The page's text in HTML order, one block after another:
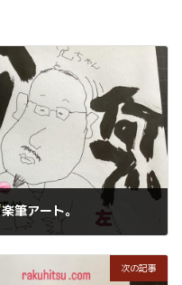
楽筆アート。
次の記事